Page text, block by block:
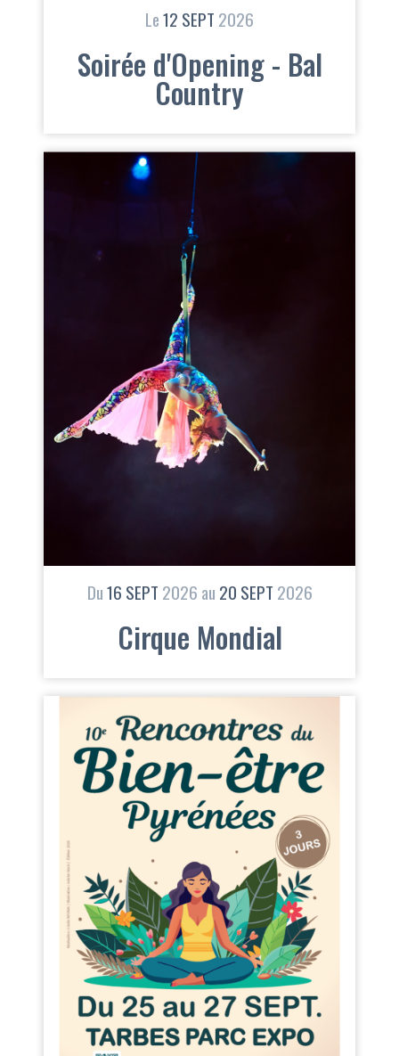
Le12 SEPT 2026
Soirée d'Opening - Bal
Country
Du16 SEPT 2026 au 20 SEPT 2026
Cirque Mondial